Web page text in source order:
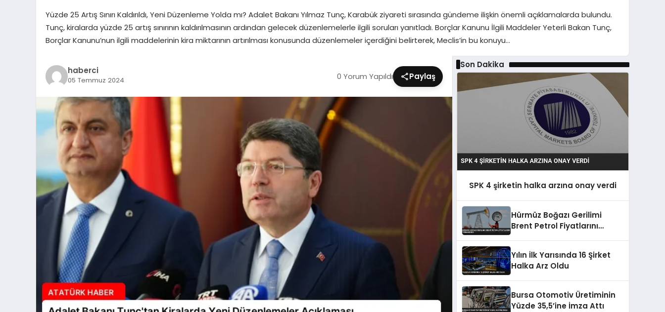
Yüzde 25 Artış Sınırı Kaldırıldı, Yeni Düzenleme Yolda mı? Adalet Bakanı Yılmaz Tunç, Karabük ziyareti sırasında gündeme ilişkin önemli açıklamalarda bulundu.
Tunç, kiralarda yüzde 25 artış sınırının kaldırılmasının ardından gelecek düzenlemelerle ilgili soruları yanıtladı. Borçlar Kanunu İlgili Maddeler Yeterli Bakan Tunç,
Borçlar Kanunu’nun ilgili maddelerinin kira miktarının artırılması konusunda düzenlemeler içerdiğini belirterek, Meclis’in bu konuyu…
haberci
05 Temmuz 2024 0 Yorum Yapıldı Paylaş
Son Dakika
SPK 4 şirketin halka arzına onay verdi
Hürmüz Boğazı Gerilimi
Brent Petrol Fiyatlarını
Yılın İlk Yarısında 16 Şirket
Halka Arz Oldu
Bursa Otomotiv Üretiminin
Yüzde 35,5’ine İmza Attı